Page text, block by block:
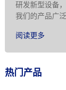
研发新型设备
我们的产品广
阅读更多
热门产品